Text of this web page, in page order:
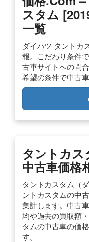
スタム
一覧
ダイハツ タントカ
報。こだわり条件
古車サイトへの問
希望の条件で中古車
タントカス
中古車価格
タントカスタム（
ントカスタムの中
集計します。中古
均や過去の買取額
タムの中古車の価
す。